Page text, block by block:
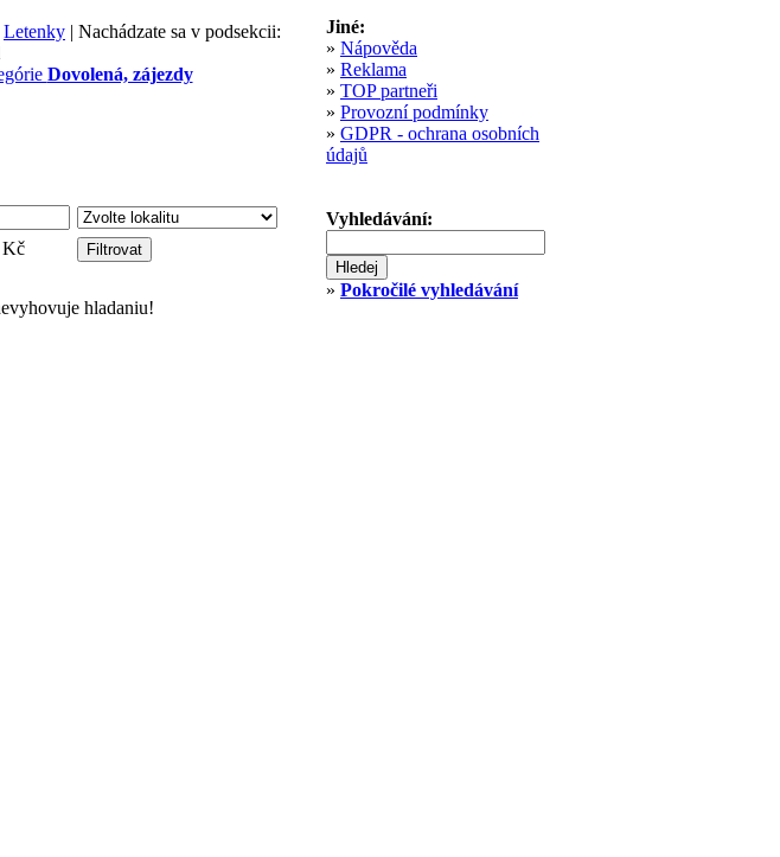
Letenky | Nachádzate sa v podsekcii:
Dovolená, zájezdy
Kč
hladaniu!
Jiné:
» Nápověda
» Reklama
» TOP partneři
» Provozní podmínky
» GDPR - ochrana osobních
údajů
Vyhledávání:
» Pokročilé vyhledávání